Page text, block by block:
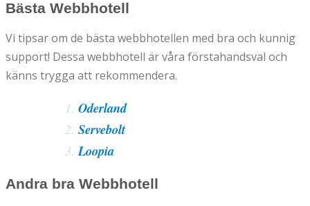
Bästa Webbhotell
Vi tipsar om de bästa webbhotellen med bra och kunnig
support! Dessa webbhotell är våra förstahandsval och
känns trygga att rekommendera.
Oderland
Servebolt
Loopia
Andra bra Webbhotell